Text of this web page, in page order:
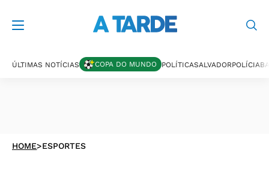
ÚLTIMAS NOTÍCIAS COPA DO MUNDO POLÍTICASALVADORPOLÍCIA
HOME>ESPORTES